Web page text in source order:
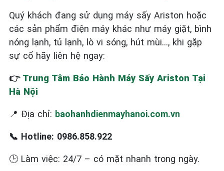
Quý khách đang sử dụng máy sấy Ariston hoặc
các sản phẩm điện máy khác như máy giặt, bình
nóng lạnh, tủ lạnh, lò vi sóng, hút mùi..., khi gặp
sự cố hãy liên hệ ngay:
👉Trung Tâm Bảo Hành Máy Sấy Ariston Tại
Hà Nội
📍 Địa chỉ: baohanhdienmayhanoi.com.vn
📞 Hotline: 0986.858.922
🕒Làm việc: 24/7 – có mặt nhanh trong ngày.